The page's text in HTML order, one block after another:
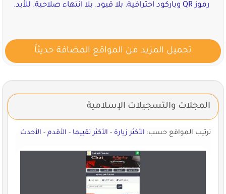
رموز QR وباركود احترافية. بلا قيود. بلا انتهاء صلاحية. للأبد.
تحميل المزيد من المواقع المضافة حديثاً
المجلات والتسجيلات الإسلامية
ترتيب المواقع حسب: الأكثر زيارة-الأكثر تقييما-الأقدم-الأحدث